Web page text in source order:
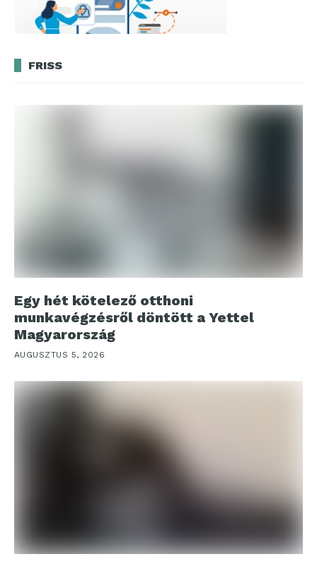
FRISS
Egy hét kötelező otthoni
munkavégzésről döntött a Yettel
Magyarország
AUGUSZTUS 5, 2026